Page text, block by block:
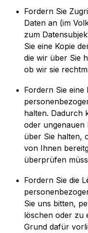
Fordern Sie
Daten an (im
zum
Sie eine Kopie
die wir über Sie
ob wir sie
Fordern Sie
halten. Dadurch
oder ungenauen
über Sie halten,
von Ihnen
überprüfen
Fordern Sie die
Sie uns bitten,
löschen oder zu
Grund dafür